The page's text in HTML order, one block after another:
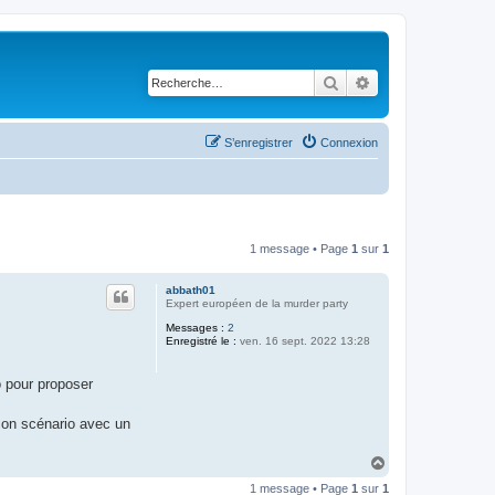
Rechercher
Connexion
S’enregistrer
1 message • Page 1 sur 1
abbath01
Expert européen de la murder party
Messages : 2
Enregistré le : ven. 16 sept. 2022 13:28
proposer
scénario avec un
1 message • Page 1 sur 1